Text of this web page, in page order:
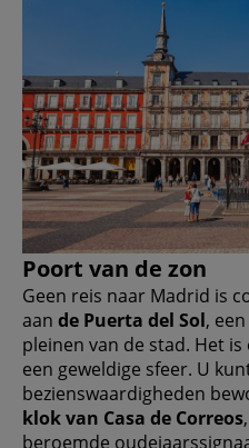
Poort van de zon
Geen reis naar Madrid is
aan de Puerta del Sol,
pleinen van de stad. Het
een geweldige sfeer. U
bezienswaardigheden
klok van Casa de Correos
beroemde